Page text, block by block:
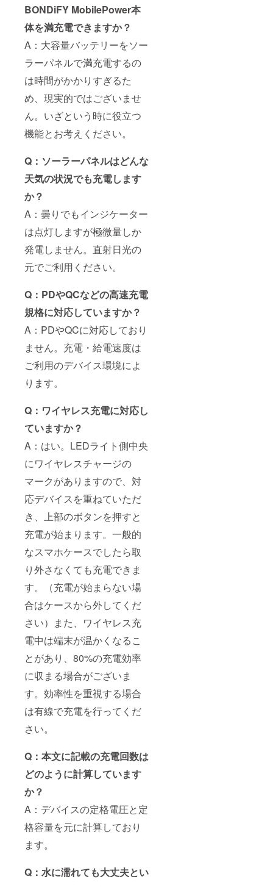
BONDiFY MobilePower本
体を満充電できますか？
A：大容量バッテリーをソー
ラーパネルで満充電するの
は時間がかかりすぎるた
め、現実的ではございませ
ん。いざという時に役立つ
機能とお考えください。
Q：ソーラーパネルはどんな
天気の状況でも充電します
か？
A：曇りでもインジケーター
は点灯しますが極微量しか
発電しません。直射日光の
元でご利用ください。
Q：PDやQCなどの高速充電
規格に対応していますか？
A：PDやQCに対応しており
ません。充電・給電速度は
ご利用のデバイス環境によ
ります。
Q：ワイヤレス充電に対応し
ていますか？
A：はい。LEDライト側中央
にワイヤレスチャージの
マークがありますので、対
応デバイスを重ねていただ
き、上部のボタンを押すと
充電が始まります。一般的
なスマホケースでしたら取
り外さなくても充電できま
す。（充電が始まらない場
合はケースから外してくだ
さい）また、ワイヤレス充
電中は端末が温かくなるこ
とがあり、80%の充電効率
に収まる場合がございま
す。効率性を重視する場合
は有線で充電を行ってくだ
さい。
Q：本文に記載の充電回数は
どのように計算しています
か？
A：デバイスの定格電圧と定
格容量を元に計算しており
ます。
Q：水に濡れても大丈夫とい